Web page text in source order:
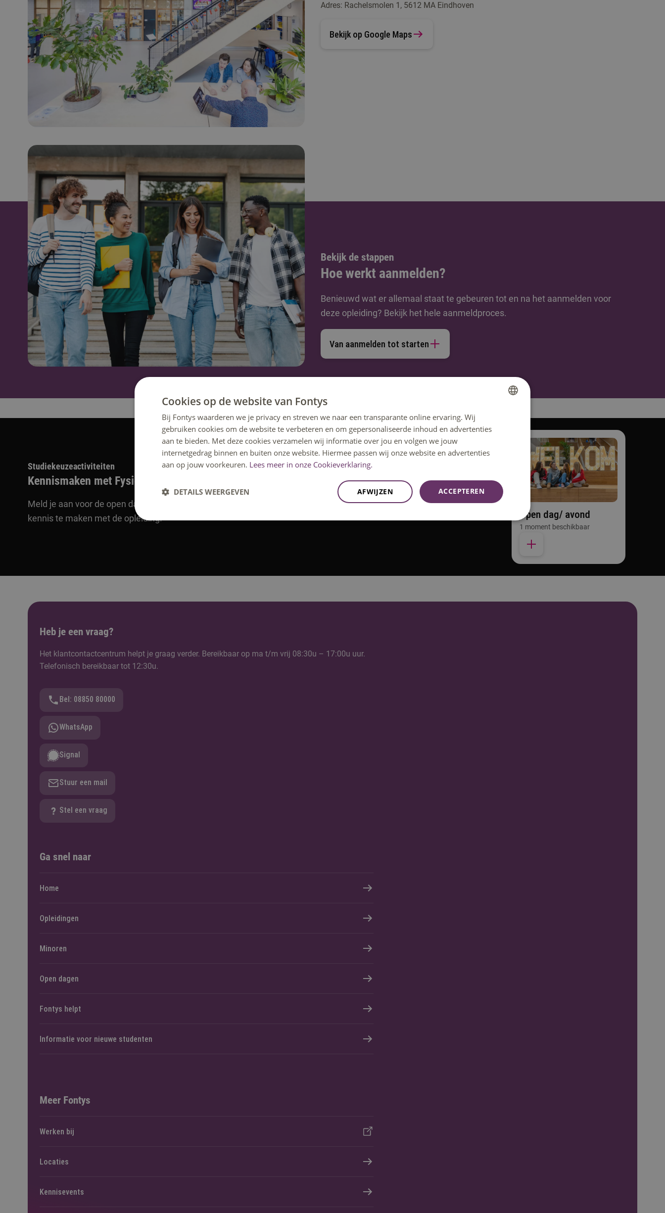
Adres: Rachelsmolen 1, 5612 MA Eindhoven
Bekijk op Google Maps
Bekijk de stappen
Hoe werkt aanmelden?
Benieuwd wat er allemaal staat te gebeuren tot en na het aanmelden voor
deze opleiding? Bekijk het hele aanmeldproces.
Van aanmelden tot starten
Studiekeuzeactiviteiten
Kennismaken met Fysiotherapie
Meld je aan voor de open dag, een online voorlichting of één van de andere activiteiten om
kennis te maken met de opleiding.
Open dag/ avond
1 moment beschikbaar
Heb je een vraag?
Het klantcontactcentrum helpt je graag verder. Bereikbaar op ma t/m vrij 08:30u – 17:00u uur.
Telefonisch bereikbaar tot 12:30u.
Bel: 08850 80000
WhatsApp
Signal
Stuur een mail
Stel een vraag
Ga snel naar
Home
Opleidingen
Minoren
Open dagen
Fontys helpt
Informatie voor nieuwe studenten
Meer Fontys
Werken bij
Locaties
Kennisevents
ENGLISH
Cookies op de website van Fontys
Bij Fontys waarderen we je privacy en streven we naar een transparante online ervaring. Wij
gebruiken cookies om de website te verbeteren en om gepersonaliseerde inhoud en advertenties
aan te bieden. Met deze cookies verzamelen wij informatie over jou en volgen we jouw
internetgedrag binnen en buiten onze website. Hiermee passen wij onze website en advertenties
aan op jouw voorkeuren. Lees meer in onze Cookieverklaring.
ACCEPTEREN
AFWIJZEN
DETAILS WEERGEVEN